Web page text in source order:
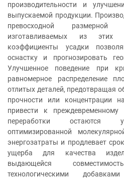
производительности и
выпускаемой продукции.
превосходной размерной
изготавливаемых из этих
коэффициенты усадки
оснастку и прогнозировать
Улучшенное поведение при
равномерное распределение
отлитых деталей, предотвращая
прочности или концентрации
привести к преждевременному
переработки остаются
оптимизированной
энергозатраты и продлевает
ущерба для качества
выдающейся
технологическими